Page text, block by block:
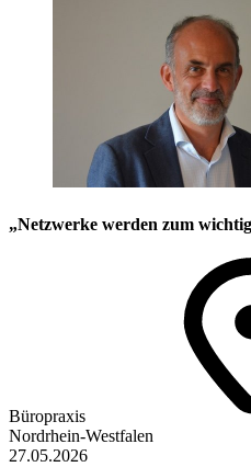
„Netzwerke werden zum
Büropraxis
Nordrhein-Westfalen
27.05.2026